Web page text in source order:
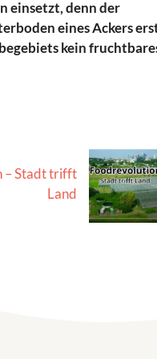
einsetzt, denn der
eines Ackers
kein
– Stadt trifft
Land